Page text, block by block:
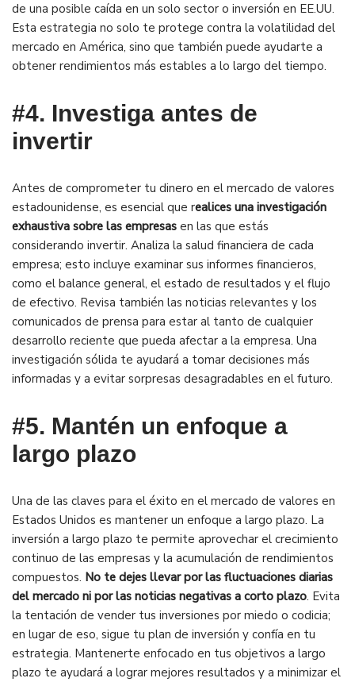
de una posible caída en un solo sector o inversión en EE.UU.
Esta estrategia no solo te protege contra la volatilidad del
mercado en América, sino que también puede ayudarte a
obtener rendimientos más estables a lo largo del tiempo.
#4. Investiga antes de
invertir
Antes de comprometer tu dinero en el mercado de valores
estadounidense, es esencial que realices una investigación
exhaustiva sobre las empresas en las que estás
considerando invertir. Analiza la salud financiera de cada
empresa; esto incluye examinar sus informes financieros,
como el balance general, el estado de resultados y el flujo
de efectivo. Revisa también las noticias relevantes y los
comunicados de prensa para estar al tanto de cualquier
desarrollo reciente que pueda afectar a la empresa. Una
investigación sólida te ayudará a tomar decisiones más
informadas y a evitar sorpresas desagradables en el futuro.
#5. Mantén un enfoque a
largo plazo
Una de las claves para el éxito en el mercado de valores en
Estados Unidos es mantener un enfoque a largo plazo. La
inversión a largo plazo te permite aprovechar el crecimiento
continuo de las empresas y la acumulación de rendimientos
compuestos. No te dejes llevar por las fluctuaciones diarias
del mercado ni por las noticias negativas a corto plazo. Evita
la tentación de vender tus inversiones por miedo o codicia;
en lugar de eso, sigue tu plan de inversión y confía en tu
estrategia. Mantenerte enfocado en tus objetivos a largo
plazo te ayudará a lograr mejores resultados y a minimizar el